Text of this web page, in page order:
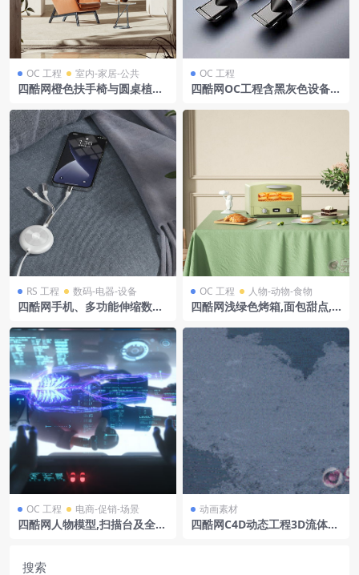
OC 工程 室内-家居-公共
四酷网橙色扶手椅与圆桌植物
OC 工程
四酷网OC工程含黑灰色设备产
RS 工程 数码-电器-设备
四酷网手机、多功能伸缩数据
OC 工程 人物-动物-食物
四酷网浅绿色烤箱,面包甜点,
OC 工程 电商-促销-场景
四酷网人物模型,扫描台及全息
动画素材
四酷网C4D动态工程3D流体动
搜索